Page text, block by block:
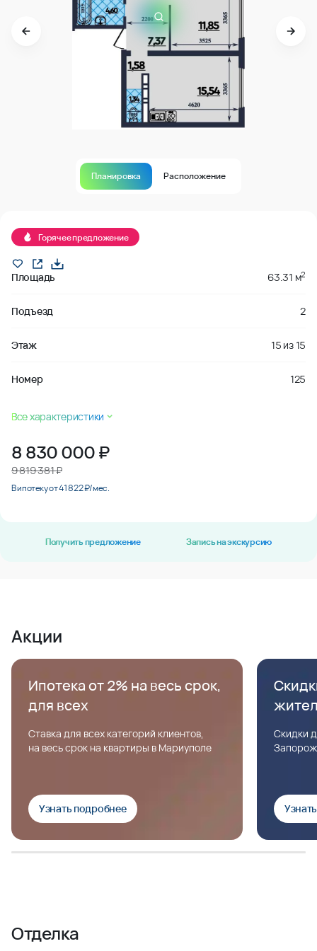
Планировка Расположение
Горячее предложение
Площадь 63.31 м2
Подъезд 2
Этаж 15 из15
Номер 125
Все характеристики
8 830 000₽
9 819 381 ₽
В ипотеку от 41 822 ₽/мес.
Получить предложение Запись на экскурсию
Акции
Ипотека от 2% на весь срок,
для всех
Ставка для всех категорий клиентов,
на весь срок на квартиры в Мариуполе
Узнать подробнее
Скидки
Отделка